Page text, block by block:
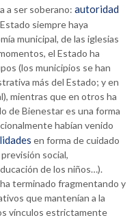
a ser soberano: autoridad
siempre haya
municipal, de las iglesias
el Estado ha
(los municipios se han
más del Estado; y en
mientras que en otros ha
de Bienestar es una forma
habían venido
en forma de cuidado
social,
de los niños…).
terminado fragmentando y
que mantenían a la
vínculos estrictamente